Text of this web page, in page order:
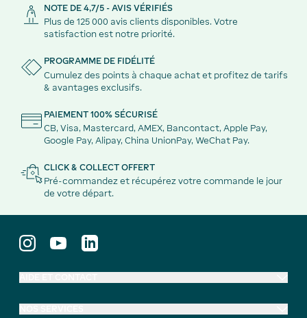
NOTE DE 4,7/5 - AVIS VÉRIFIÉS
Plus de 125 000 avis clients disponibles. Votre
satisfaction est notre priorité.
PROGRAMME DE FIDÉLITÉ
Cumulez des points à chaque achat et profitez de tarifs
& avantages exclusifs.
PAIEMENT 100% SÉCURISÉ
CB, Visa, Mastercard, AMEX, Bancontact, Apple Pay,
Google Pay, Alipay, China UnionPay, WeChat Pay.
CLICK & COLLECT OFFERT
Pré-commandez et récupérez votre commande le jour
de votre départ.